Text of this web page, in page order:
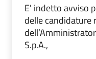
E' indetto avviso
delle candidature
S.p.A.,